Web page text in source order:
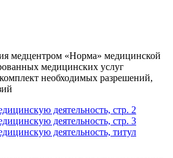
медцентром «Норма» медицинской
медицинских услуг
необходимых разрешений,